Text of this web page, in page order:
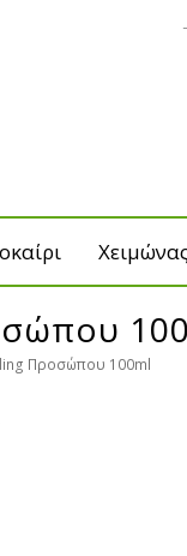
Χειμώνας
Προσώπου 100ml